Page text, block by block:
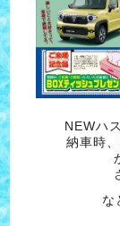
NEWハ
納車時、
な